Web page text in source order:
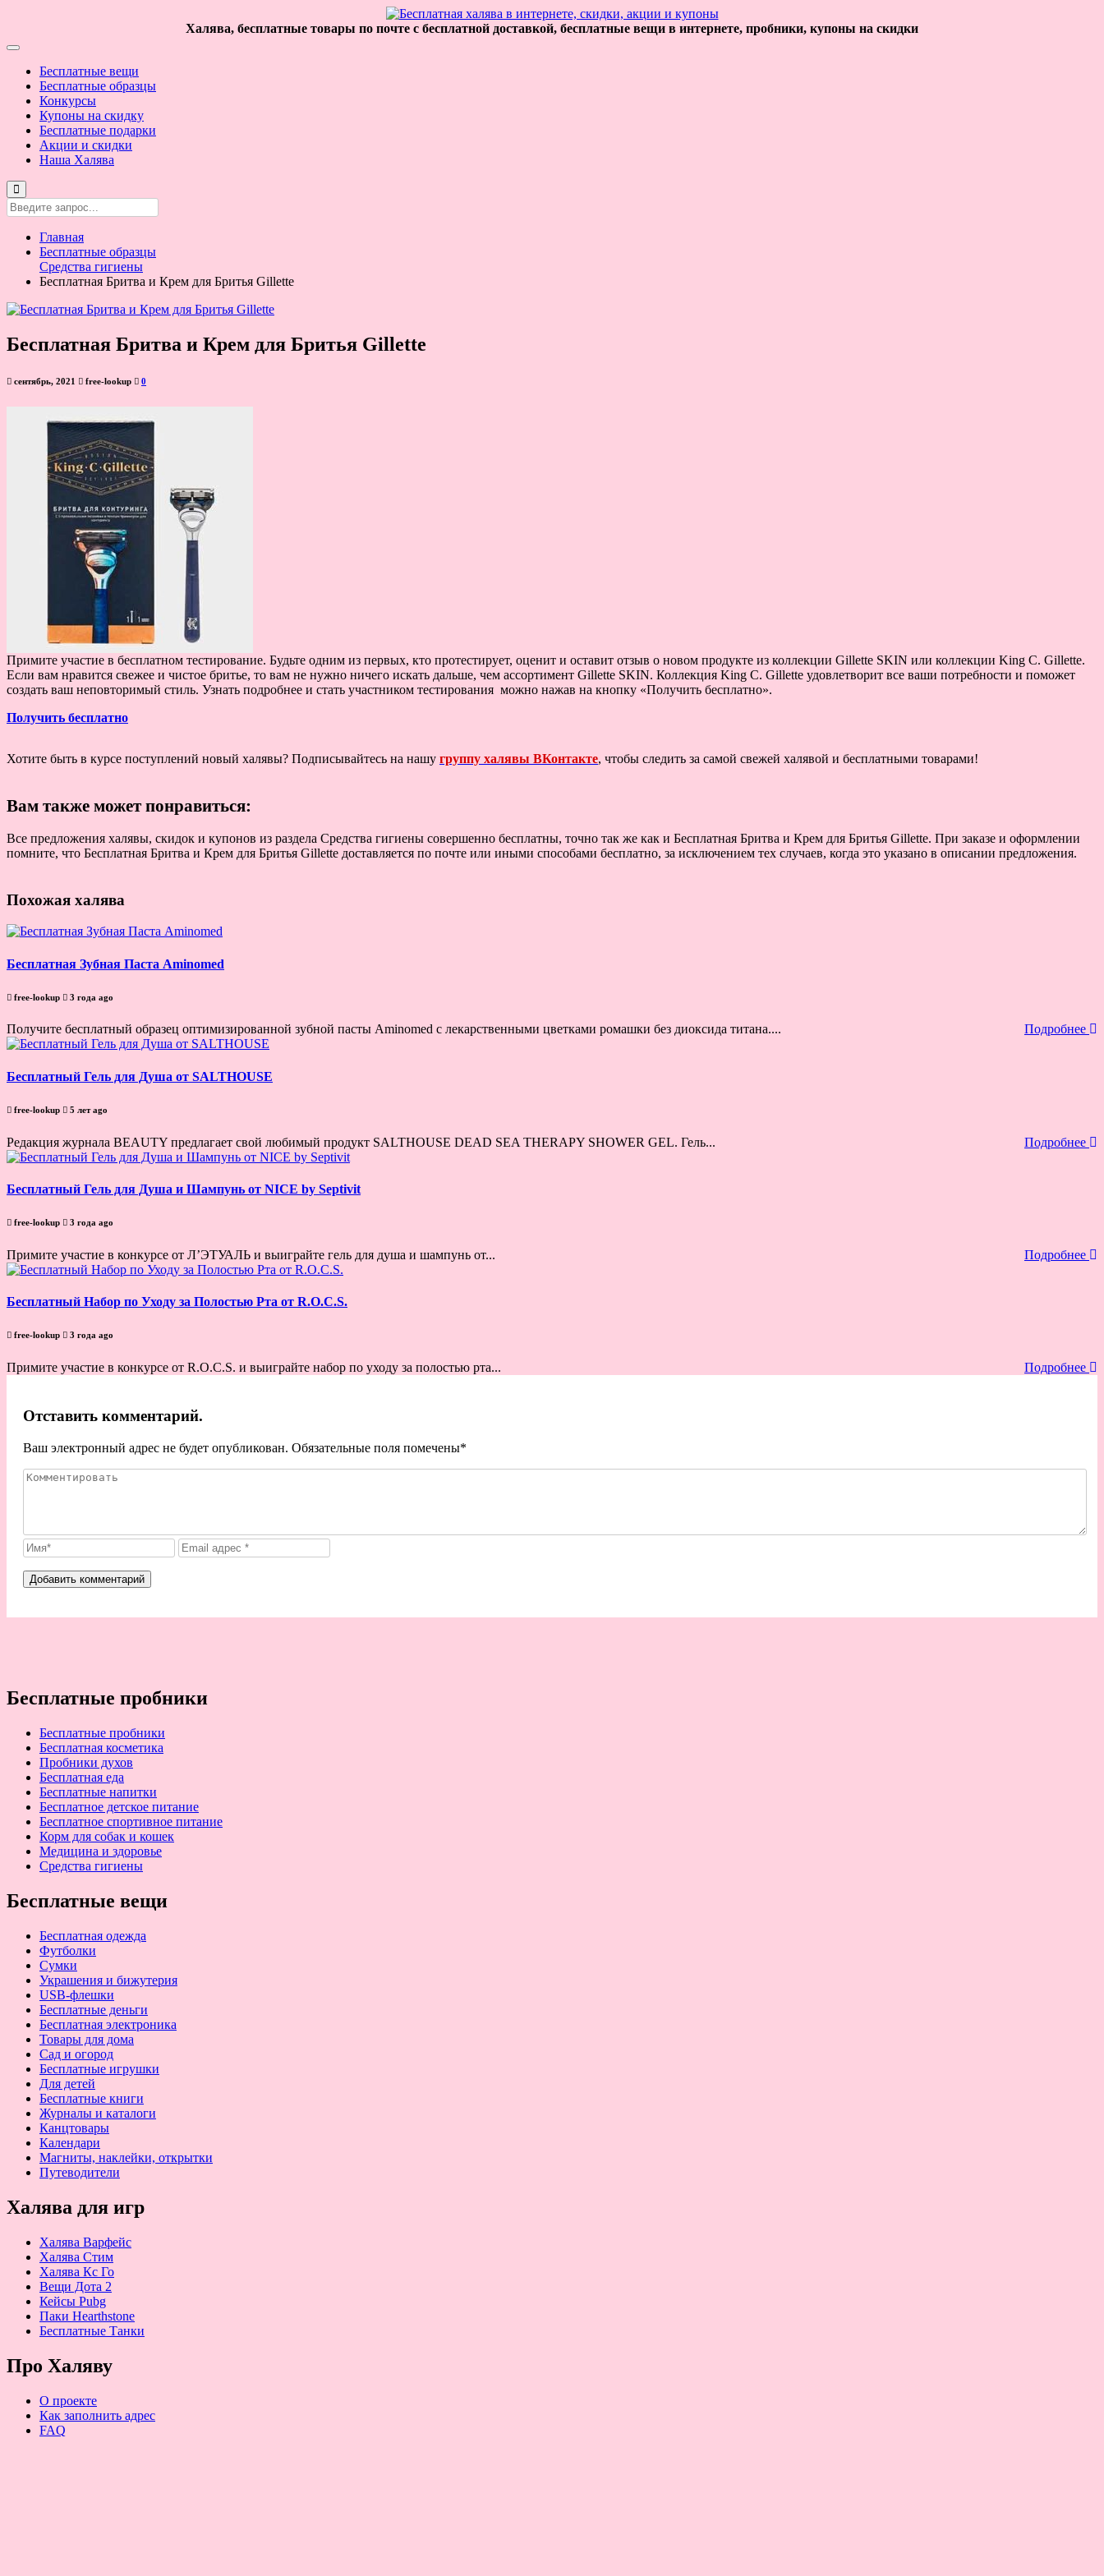
Халява, бесплатные товары по почте с бесплатной доставкой, бесплатные вещи в интернете, пробники, купоны на скидки
Бесплатные вещи
Бесплатные образцы
Конкурсы
Купоны на скидку
Бесплатные подарки
Акции и скидки
Наша Халява
Главная
Бесплатные образцы
Средства гигиены
Бесплатная Бритва и Крем для Бритья Gillette
Бесплатная Бритва и Крем для Бритья Gillette
сентябрь, 2021 free-lookup 0
Примите участие в бесплатном тестирование. Будьте одним из первых, кто протестирует, оценит и оставит отзыв о новом продукте из коллекции Gillette SKIN или коллекции King C. Gillette.
Если вам нравится свежее и чистое бритье, то вам не нужно ничего искать дальше, чем ассортимент Gillette SKIN. Коллекция King C. Gillette удовлетворит все ваши потребности и поможет
создать ваш неповторимый стиль. Узнать подробнее и стать участником тестирования можно нажав на кнопку «Получить бесплатно».
Получить бесплатно
Хотите быть в курсе поступлений новый халявы? Подписывайтесь на нашу группу халявы ВКонтакте, чтобы следить за самой свежей халявой и бесплатными товарами!
Вам также может понравиться:
Все предложения халявы, скидок и купонов из раздела Средства гигиены совершенно бесплатны, точно так же как и Бесплатная Бритва и Крем для Бритья Gillette. При заказе и оформлении
помните, что Бесплатная Бритва и Крем для Бритья Gillette доставляется по почте или иными способами бесплатно, за исключением тех случаев, когда это указано в описании предложения.
Похожая халява
Бесплатная Зубная Паста Aminomed
free-lookup 3 года ago
Получите бесплатный образец оптимизированной зубной пасты Aminomed с лекарственными цветками ромашки без диоксида титана.... Подробнее
Бесплатный Гель для Душа от SALTHOUSE
free-lookup 5 лет ago
Редакция журнала BEAUTY предлагает свой любимый продукт SALTHOUSE DEAD SEA THERAPY SHOWER GEL. Гель... Подробнее
Бесплатный Гель для Душа и Шампунь от NICE by Septivit
free-lookup 3 года ago
Примите участие в конкурсе от Л’ЭТУАЛЬ и выиграйте гель для душа и шампунь от... Подробнее
Бесплатный Набор по Уходу за Полостью Рта от R.O.C.S.
free-lookup 3 года ago
Примите участие в конкурсе от R.O.C.S. и выиграйте набор по уходу за полостью рта... Подробнее
Отставить комментарий.
Ваш электронный адрес не будет опубликован. Обязательные поля помечены*
Бесплатные пробники
Бесплатные пробники
Бесплатная косметика
Пробники духов
Бесплатная еда
Бесплатные напитки
Бесплатное детское питание
Бесплатное спортивное питание
Корм для собак и кошек
Медицина и здоровье
Средства гигиены
Бесплатные вещи
Бесплатная одежда
Футболки
Сумки
Украшения и бижутерия
USB-флешки
Бесплатные деньги
Бесплатная электроника
Товары для дома
Сад и огород
Бесплатные игрушки
Для детей
Бесплатные книги
Журналы и каталоги
Канцтовары
Календари
Магниты, наклейки, открытки
Путеводители
Халява для игр
Халява Варфейс
Халява Стим
Халява Кс Го
Вещи Дота 2
Кейсы Pubg
Паки Hearthstone
Бесплатные Танки
Про Халяву
О проекте
Как заполнить адрес
FAQ